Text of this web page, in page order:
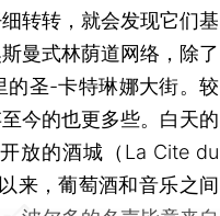
转转，就会发现它们基
曼式林荫道网络，除了
的圣-卡特琳娜大街。较
今的也更多些。白天的
放的酒城（La Cite du
来，葡萄酒和音乐之间